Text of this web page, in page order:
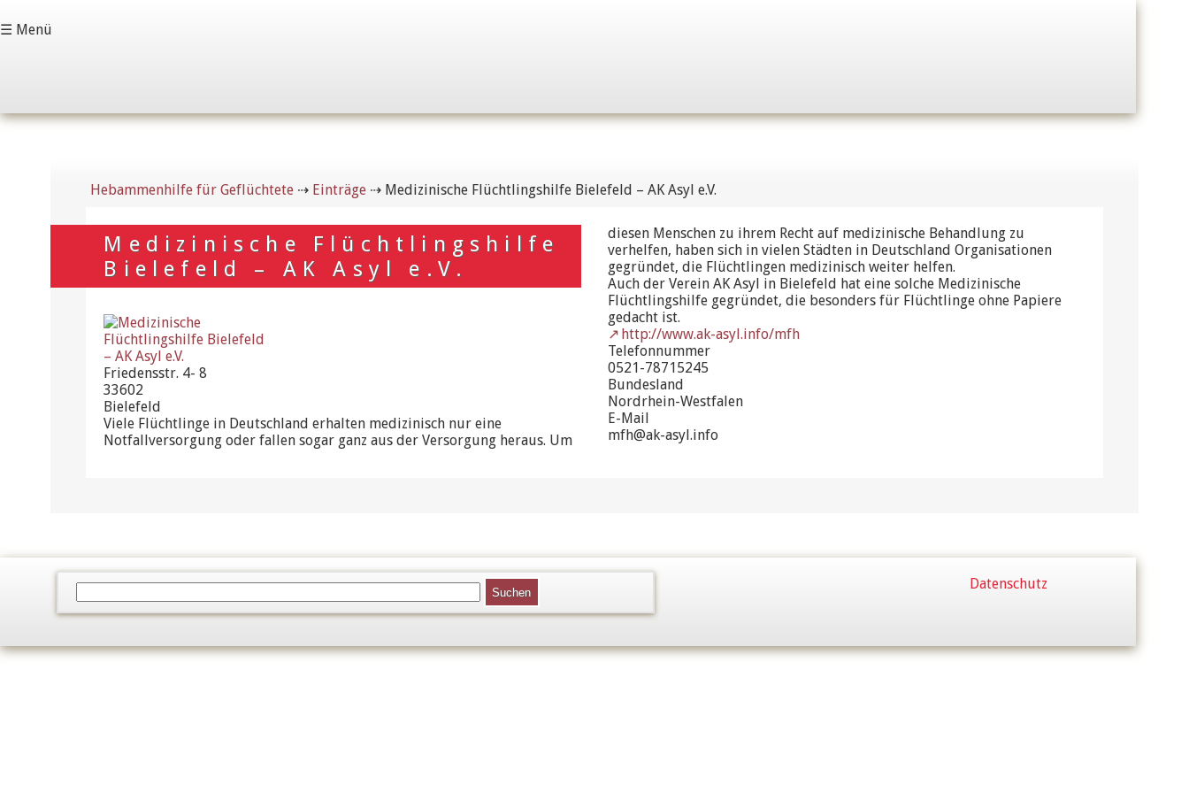
☰ Menü
Hebammenhilfe für Geflüchtete ⇢ Einträge ⇢ Medizinische Flüchtlingshilfe Bielefeld – AK Asyl e.V.
Medizinische Flüchtlingshilfe
Bielefeld – AK Asyl e.V.
Friedensstr. 4- 8
33602
Bielefeld
Viele Flüchtlinge in Deutschland erhalten medizinisch nur eine
Notfallversorgung oder fallen sogar ganz aus der Versorgung heraus. Um
diesen Menschen zu ihrem Recht auf medizinische Behandlung zu
verhelfen, haben sich in vielen Städten in Deutschland Organisationen
gegründet, die Flüchtlingen medizinisch weiter helfen.
Auch der Verein AK Asyl in Bielefeld hat eine solche Medizinische
Flüchtlingshilfe gegründet, die besonders für Flüchtlinge ohne Papiere
gedacht ist.
http://www.ak-asyl.info/mfh
Telefonnummer
0521-78715245
Bundesland
Nordrhein-Westfalen
E-Mail
mfh@ak-asyl.info
Datenschutz